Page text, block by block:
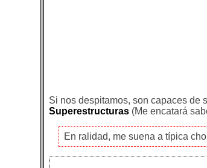
Si nos despitamos, son capaces de
Superestructuras (Me encatará
En ralidad, me suena a típica